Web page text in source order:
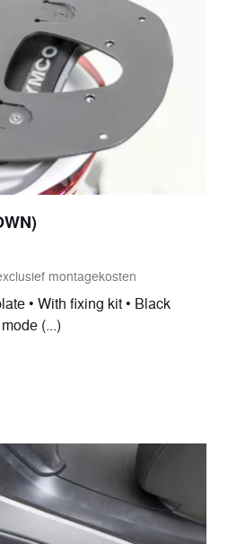
montagekosten
• With fixing kit • Black
(...)